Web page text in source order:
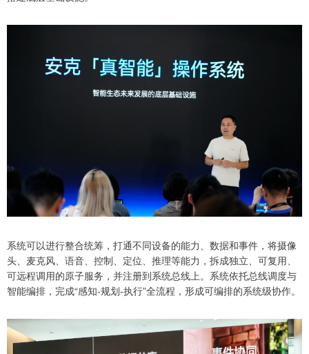
系统可以进行整合统筹，打通不同设备的能力、数据和事件，将摄像
头、麦克风、语音、控制、定位、推理等能力，拆成独立、可复用、
可远程调用的原子服务，并注册到系统总线上。系统依托总线调度与
智能编排，完成“感知-规划-执行”全流程，形成可编排的系统级协作。